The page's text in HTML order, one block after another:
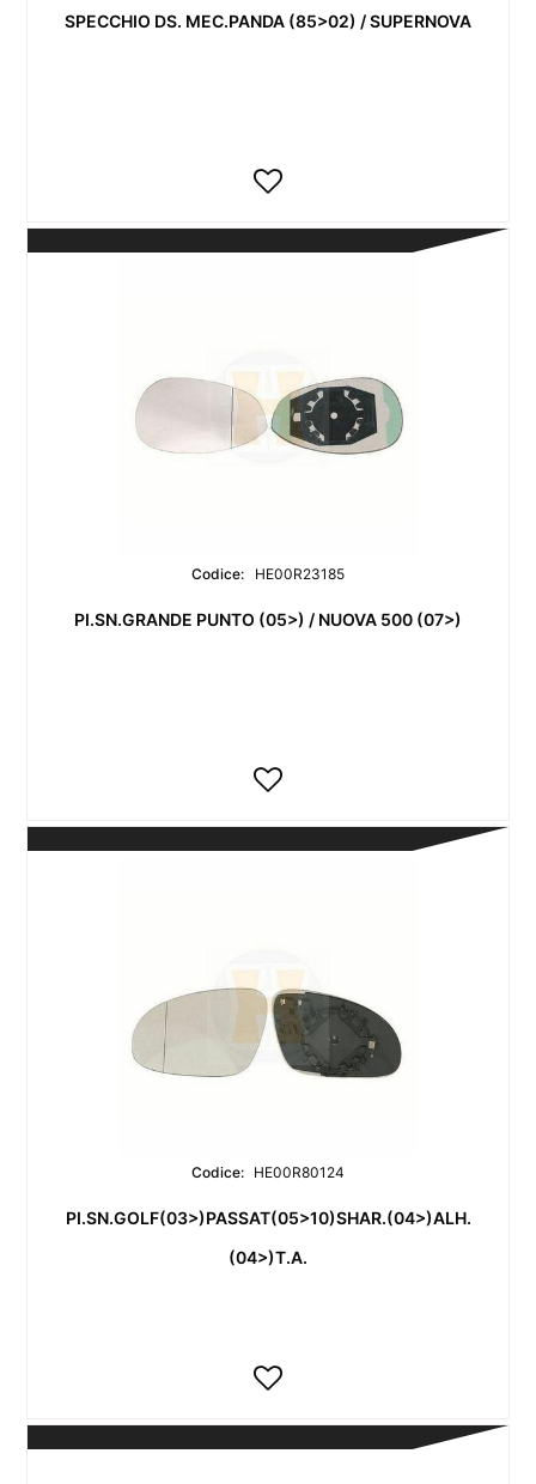
SPECCHIO DS. MEC.PANDA (85>02) / SUPERNOVA
Codice: HE00R23185
PI.SN.GRANDE PUNTO (05>) / NUOVA 500 (07>)
Codice: HE00R80124
PI.SN.GOLF(03>)PASSAT(05>10)SHAR.(04>)ALH.
(04>)T.A.